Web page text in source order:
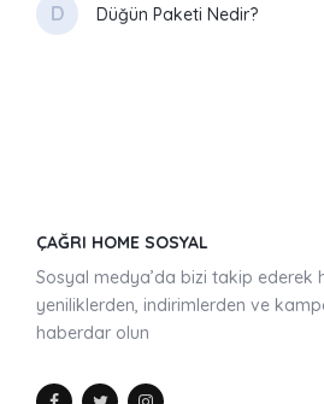
D Düğün Paketi Nedir?
ÇAĞRI HOME SOSYAL
Sosyal medya’da bizi takip ederek
yeniliklerden, indirimlerden ve
haberdar olun